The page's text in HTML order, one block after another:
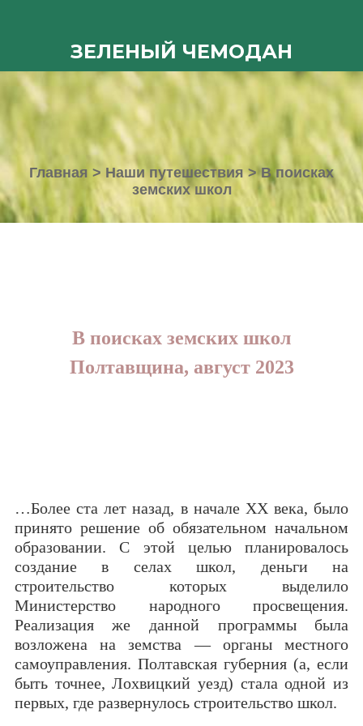
ЗЕЛЕНЫЙ ЧЕМОДАН
Главная > Наши путешествия>В поисках
земских школ
В поисках земских школ
Полтавщина, август 2023
…Более ста лет назад, в начале XX века, было
принято решение об обязательном начальном
образовании. С этой целью планировалось
создание в селах школ, деньги на
строительство которых выделило
Министерство народного просвещения.
Реализация же данной программы была
возложена на земства — органы местного
самоуправления. Полтавская губерния (а, если
быть точнее, Лохвицкий уезд) стала одной из
первых, где развернулось строительство школ.